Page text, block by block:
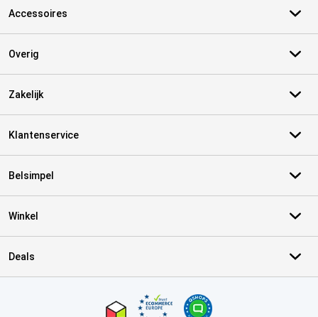
Accessoires
Overig
Zakelijk
Klantenservice
Belsimpel
Winkel
Deals